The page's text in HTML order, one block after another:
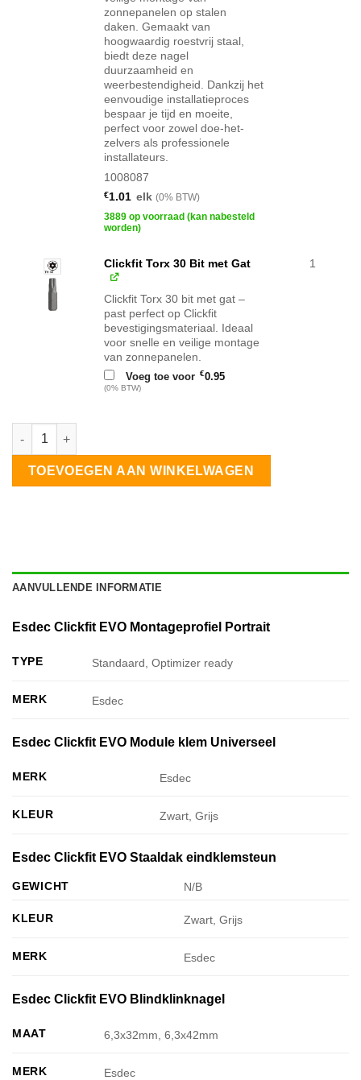
zonnepanelen op stalen
daken. Gemaakt van
hoogwaardig roestvrij staal,
biedt deze nagel
duurzaamheid en
weerbestendigheid. Dankzij het
eenvoudige installatieproces
bespaar je tijd en moeite,
perfect voor zowel doe-het-
zelvers als professionele
installateurs.
1008087
€1.01 elk (0% BTW)
3889 op voorraad (kan nabesteld
worden)
Clickfit Torx 30 Bit met Gat
Clickfit Torx 30 bit met gat –
past perfect op Clickfit
bevestigingsmateriaal. Ideaal
voor snelle en veilige montage
van zonnepanelen.
Voeg toe voor €0.95
(0% BTW)
1
Esdec Clickfit Staaldak portrait 1 rij 3 zonnepanelen aantal
TOEVOEGEN AAN WINKELWAGEN
AANVULLENDE INFORMATIE
Esdec Clickfit EVO Montageprofiel Portrait
TYPE Standaard, Optimizer ready
MERK Esdec
Esdec Clickfit EVO Module klem Universeel
MERK Esdec
KLEUR Zwart, Grijs
Esdec Clickfit EVO Staaldak eindklemsteun
GEWICHT N/B
KLEUR Zwart, Grijs
MERK Esdec
Esdec Clickfit EVO Blindklinknagel
MAAT 6,3x32mm, 6,3x42mm
MERK Esdec